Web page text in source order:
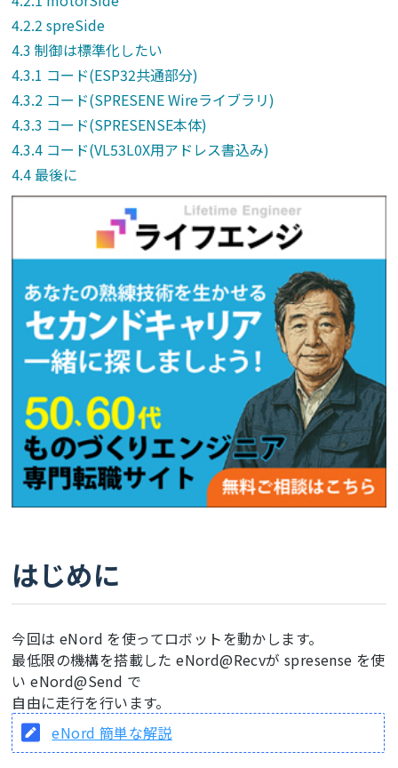
spreSide
制御は標準化したい
コード(ESP32共通部分)
コード(SPRESENE Wireライブラリ)
コード(SPRESENSE本体)
コード(VL53L0X用アドレス書込み)
最後に
はじめに
今回は eNord を使ってロボットを動かします。
最低限の機構を搭載した eNord@Recvが spresense を使
い eNord@Send で
自由に走行を行います。
eNord 簡単な解説